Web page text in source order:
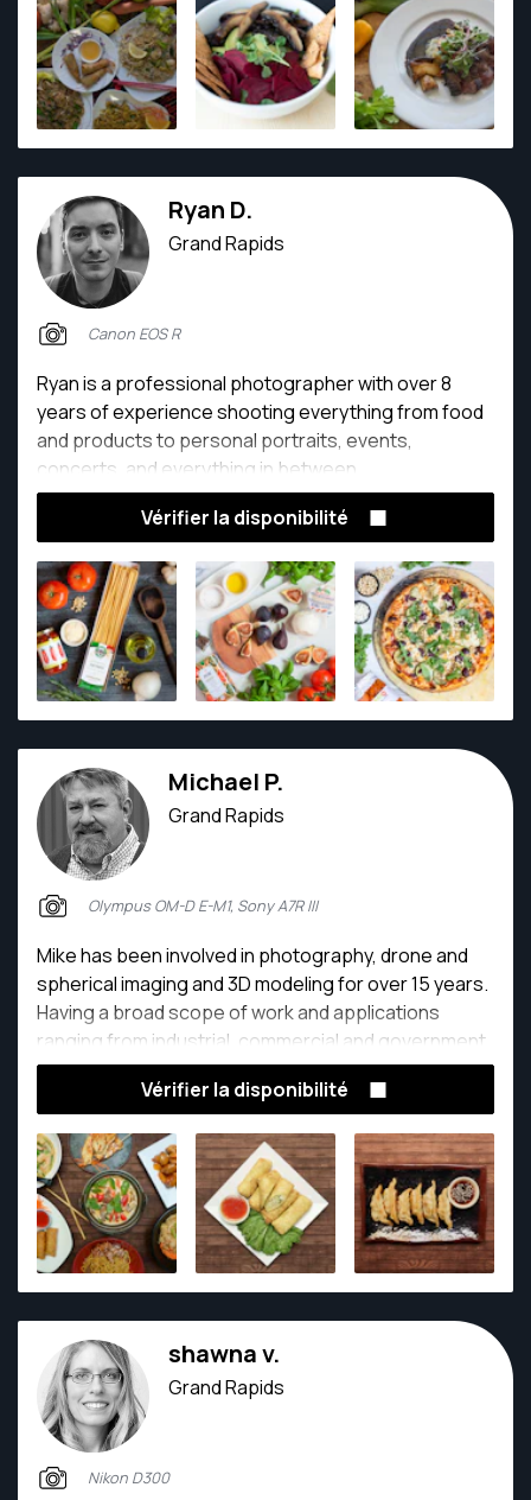
Ryan D.
Grand Rapids
Canon EOS R
Ryan is a professional photographer with over 8
years of experience shooting everything from food
and products to personal portraits, events,
concerts, and everything in between.
Vérifier la disponibilité
Michael P.
Grand Rapids
Olympus OM-D E-M1, Sony A7R III
Mike has been involved in photography, drone and
spherical imaging and 3D modeling for over 15 years.
Having a broad scope of work and applications
ranging from industrial, commercial and government
projects in a variety of disciplines and markets.
Vérifier la disponibilité
shawna v.
Grand Rapids
Nikon D300